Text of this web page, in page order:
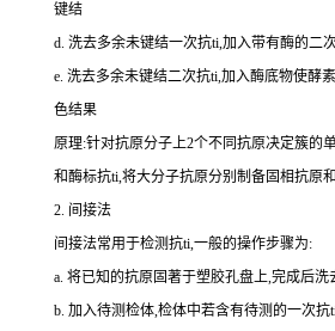
键结
d. 洗去多余未键结一次抗ti,加入带有酶的二次
e. 洗去多余未键结二次抗ti,加入酶底物使酵
色结果
原理:针对抗原分子上2个不同抗原决定簇的
和酶标抗ti,将大分子抗原分别制备固相抗原
2. 间接法
间接法常用于检测抗ti,一般的操作步骤为:
a. 将已知的抗原固著于塑胶孔盘上,完成后洗
b. 加入待测检体,检体中若含有待测的一次抗